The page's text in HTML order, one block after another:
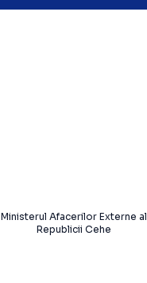
Ministerul Afacerilor Externe al
Republicii Cehe